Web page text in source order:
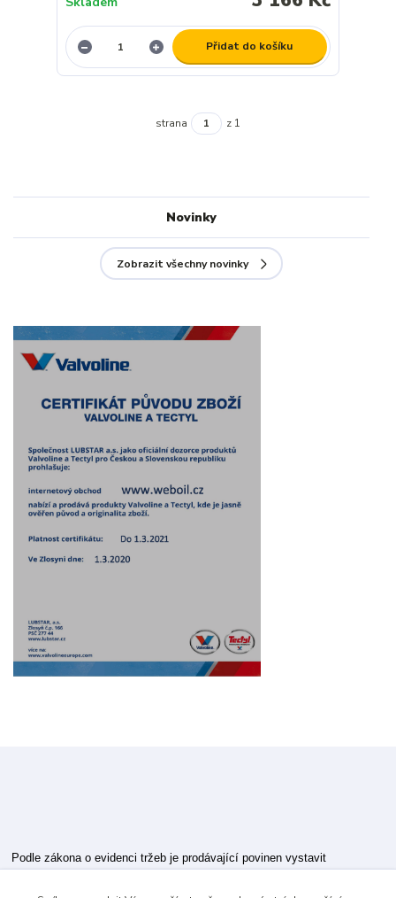
Přidat do košíku
strana z 1
Novinky
Zobrazit všechny novinky
Podle zákona o evidenci tržeb je prodávající povinen vystavit